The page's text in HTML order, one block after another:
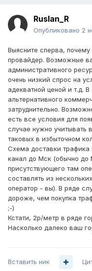
Ruslan_R
Опубликовано 2
Выясните сперва,
провайдер. Возможные
административного
очень низкий спрос на
адекватной ценой и т.д.
альтернативного
затруднительно.
есть все условия для
случае нужно учитывать
таковых в избыточном
Схема доставки трафика
канал до Мск (обычно до
присутствующего там
составлять из
оператор - вы). В ряде
дороже, чем покупка
;-)
Кстати, 2р/метр в ряде
Насколько далеко ваш
Вставить ник